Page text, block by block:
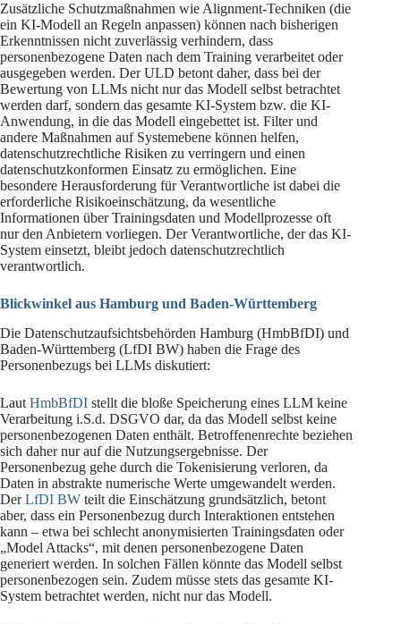
Zusätzliche Schutzmaßnahmen wie Alignment-Techniken (die
ein KI-Modell an Regeln anpassen) können nach bisherigen
Erkenntnissen nicht zuverlässig verhindern, dass
personenbezogene Daten nach dem Training verarbeitet oder
ausgegeben werden. Der ULD betont daher, dass bei der
Bewertung von LLMs nicht nur das Modell selbst betrachtet
werden darf, sondern das gesamte KI-System bzw. die KI-
Anwendung, in die das Modell eingebettet ist. Filter und
andere Maßnahmen auf Systemebene können helfen,
datenschutzrechtliche Risiken zu verringern und einen
datenschutzkonformen Einsatz zu ermöglichen. Eine
besondere Herausforderung für Verantwortliche ist dabei die
erforderliche Risikoeinschätzung, da wesentliche
Informationen über Trainingsdaten und Modellprozesse oft
nur den Anbietern vorliegen. Der Verantwortliche, der das KI-
System einsetzt, bleibt jedoch datenschutzrechtlich
verantwortlich.
Blickwinkel aus Hamburg und Baden-Württemberg
Die Datenschutzaufsichtsbehörden Hamburg (HmbBfDI) und
Baden-Württemberg (LfDI BW) haben die Frage des
Personenbezugs bei LLMs diskutiert:
Laut HmbBfDI stellt die bloße Speicherung eines LLM keine
Verarbeitung i.S.d. DSGVO dar, da das Modell selbst keine
personenbezogenen Daten enthält. Betroffenenrechte beziehen
sich daher nur auf die Nutzungsergebnisse. Der
Personenbezug gehe durch die Tokenisierung verloren, da
Daten in abstrakte numerische Werte umgewandelt werden.
DerLfDI BW teilt die Einschätzung grundsätzlich, betont
aber, dass ein Personenbezug durch Interaktionen entstehen
kann – etwa bei schlecht anonymisierten Trainingsdaten oder
„Model Attacks“, mit denen personenbezogene Daten
generiert werden. In solchen Fällen könnte das Modell selbst
personenbezogen sein. Zudem müsse stets das gesamte KI-
System betrachtet werden, nicht nur das Modell.